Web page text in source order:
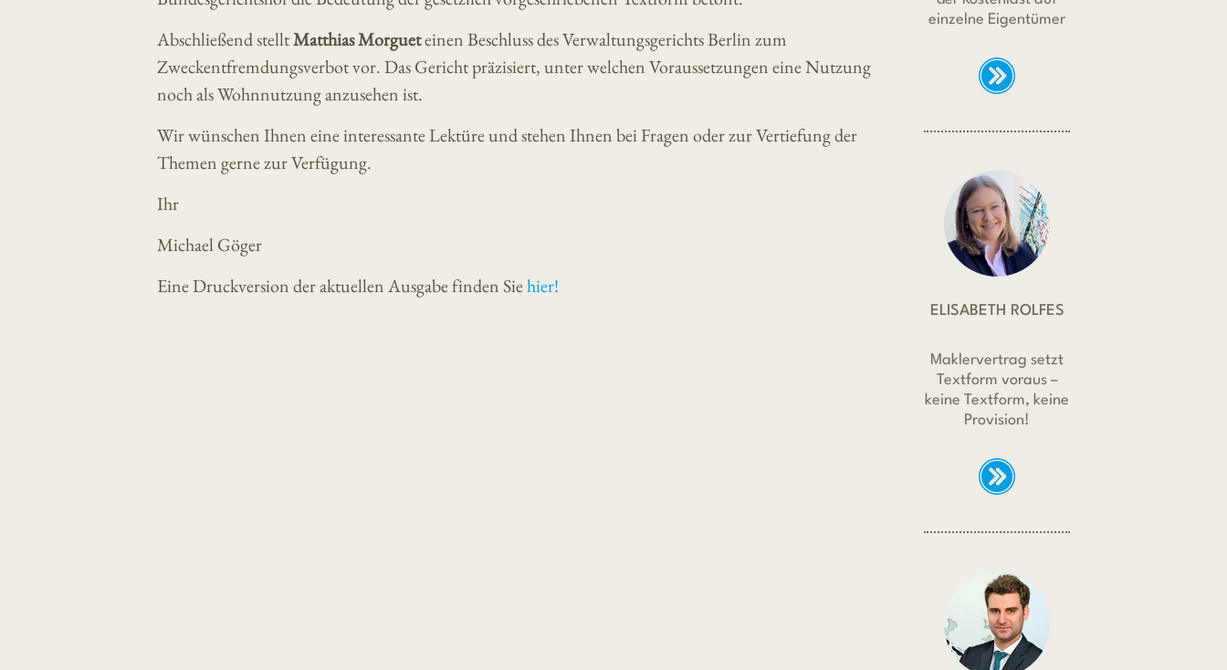
Abschließend stelltMatthias Morgueteinen Beschluss des Verwaltungsgerichts Berlin zum
Zweckentfremdungsverbot vor. Das Gericht präzisiert, unter welchen Voraussetzungen eine Nutzung
noch als Wohnnutzung anzusehen ist.
Wir wünschen Ihnen eine interessante Lektüre und stehen Ihnen bei Fragen oder zur Vertiefung der
Themen gerne zur Verfügung.
Ihr
Michael Göger
Eine Druckversion der aktuellen Ausgabe finden Siehier!
einzelne Eigentümer
ELISABETH ROLFES
Maklervertrag setzt
Textform voraus –
keine Textform, keine
Provision!